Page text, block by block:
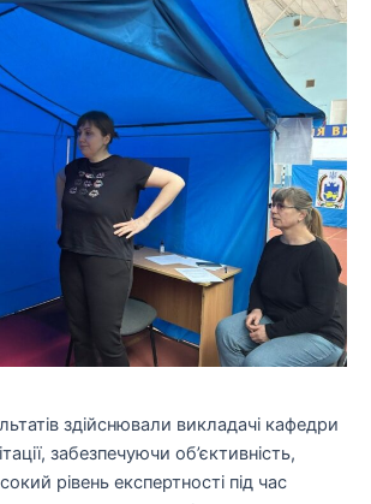
здійснювали викладачі кафедри
забезпечуючи об’єктивність,
рівень експертності під час